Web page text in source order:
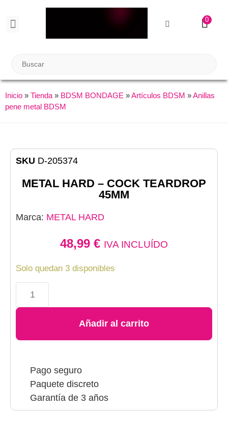
0
Inicio » Tienda » BDSM BONDAGE »Artículos BDSM »Anillas
pene metal BDSM
SKU D-205374
METAL HARD – COCK TEARDROP
45MM
Marca: METAL HARD
48,99 € IVA INCLUÍDO
Solo quedan 3 disponibles
Añadir al carrito
Pago seguro
Paquete discreto
Garantía de 3 años